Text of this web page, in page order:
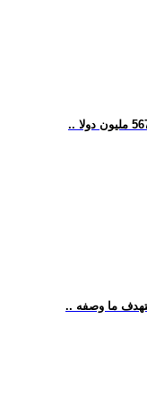
ما وصفه